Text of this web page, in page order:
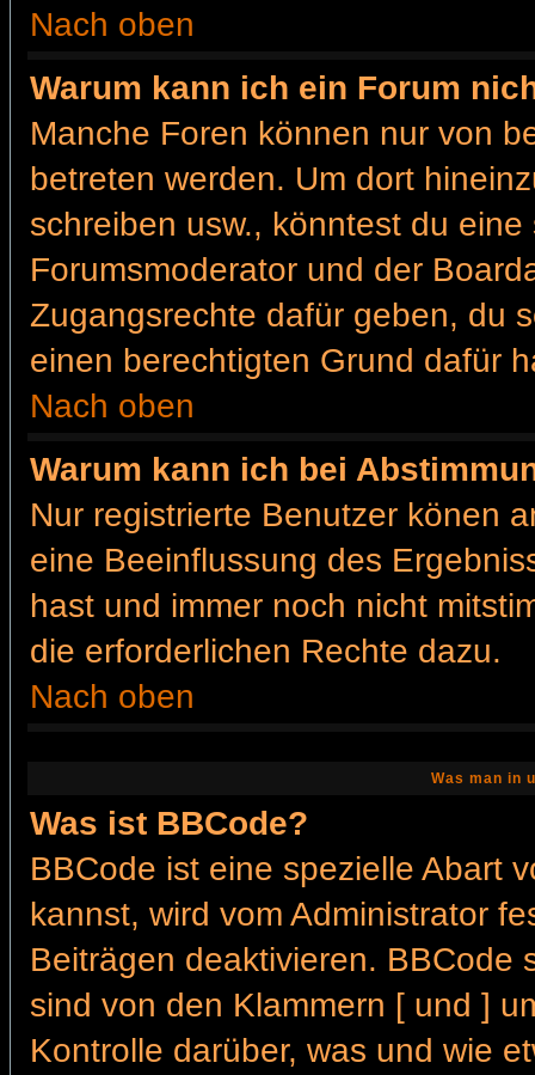
Nach oben
Warum kann ich ein Forum
Manche Foren können nur von
betreten werden. Um dort
schreiben usw., könntest du
Forumsmoderator und der
Zugangsrechte dafür geben, du
einen berechtigten Grund dafür
Nach oben
Warum kann ich bei
Nur registrierte Benutzer könen
eine Beeinflussung des
hast und immer noch nicht
die erforderlichen Rechte dazu.
Nach oben
Was man in
Was ist BBCode?
BBCode ist eine spezielle Abart
kannst, wird vom Administrator
Beiträgen deaktivieren. BBCode
sind von den Klammern [ und ]
Kontrolle darüber, was und wie